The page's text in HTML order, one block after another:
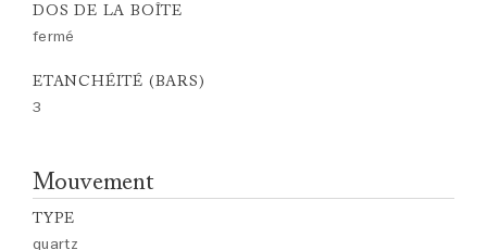
DOS DE LA BOÎTE
fermé
ETANCHÉITÉ (BARS)
3
Mouvement
TYPE
quartz